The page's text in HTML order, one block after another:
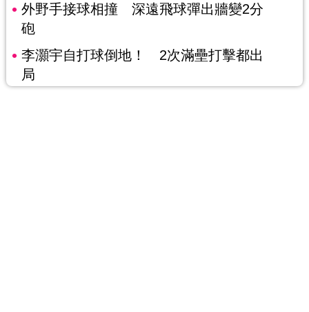
外野手接球相撞 深遠飛球彈出牆變2分
砲
李灝宇自打球倒地！ 2次滿壘打擊都出
局